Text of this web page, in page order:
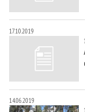
17.10.2019
14.06.2019